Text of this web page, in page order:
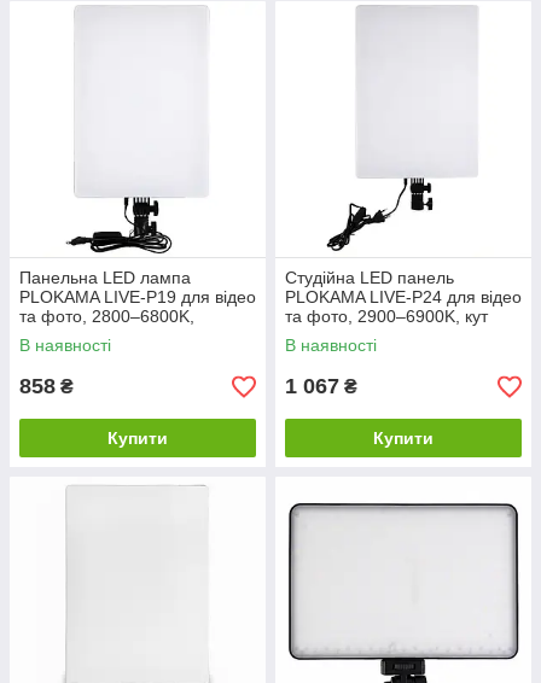
Панельна LED лампа
PLOKAMA LIVE-P19 для відео
та фото, 2800–6800K,
280×400 мм, чорна
В наявності
858 ₴
Купити
Студійна LED панель
PLOKAMA LIVE-P24 для відео
та фото, 2900–6900K, кут
нахилу 270°, чорна
В наявності
1 067 ₴
Купити